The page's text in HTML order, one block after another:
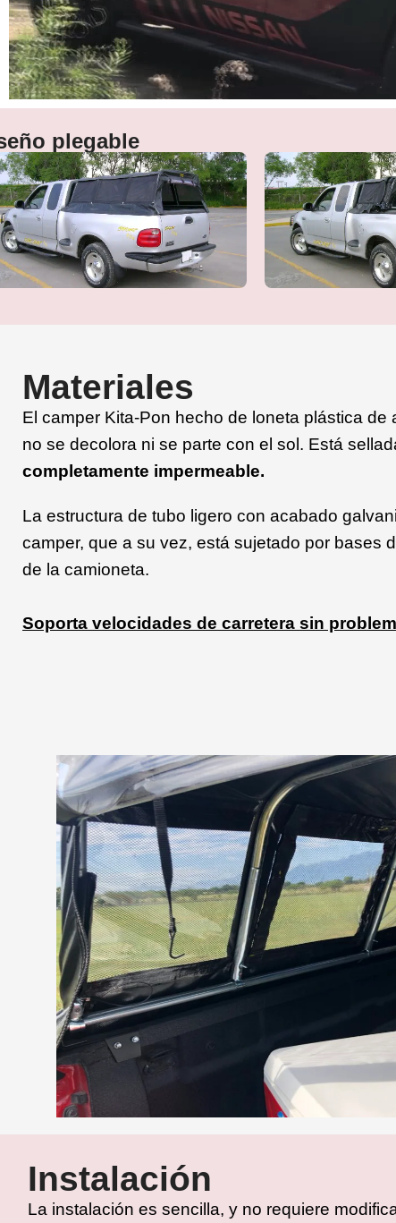
plegable
Materiales
El camper Kita-Pon hecho de loneta plástica de
no se decolora ni se parte con el sol. Está
completamente impermeable.
La estructura de tubo ligero con acabado
camper, que a su vez, está sujetado por bases
de la camioneta.
Soporta velocidades de carretera sin
Instalación
La instalación es sencilla, y no requiere